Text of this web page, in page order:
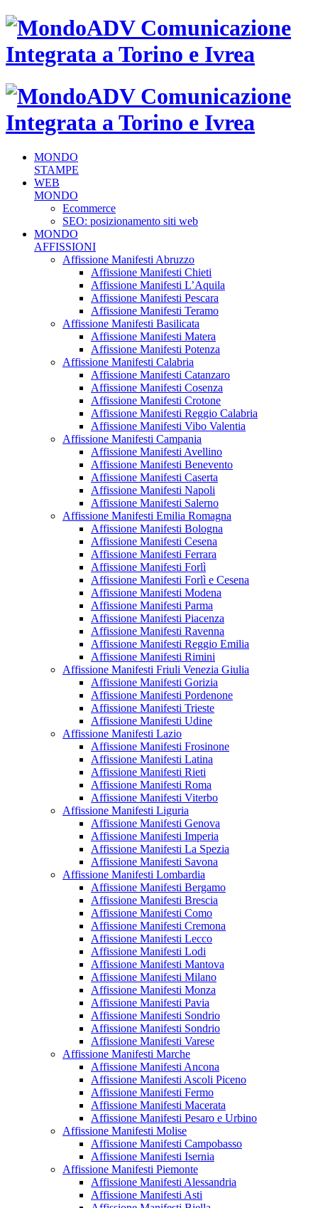
MONDO
STAMPE
WEB
MONDO
Ecommerce
SEO: posizionamento siti web
MONDO
AFFISSIONI
Affissione Manifesti Abruzzo
Affissione Manifesti Chieti
Affissione Manifesti L’Aquila
Affissione Manifesti Pescara
Affissione Manifesti Teramo
Affissione Manifesti Basilicata
Affissione Manifesti Matera
Affissione Manifesti Potenza
Affissione Manifesti Calabria
Affissione Manifesti Catanzaro
Affissione Manifesti Cosenza
Affissione Manifesti Crotone
Affissione Manifesti Reggio Calabria
Affissione Manifesti Vibo Valentia
Affissione Manifesti Campania
Affissione Manifesti Avellino
Affissione Manifesti Benevento
Affissione Manifesti Caserta
Affissione Manifesti Napoli
Affissione Manifesti Salerno
Affissione Manifesti Emilia Romagna
Affissione Manifesti Bologna
Affissione Manifesti Cesena
Affissione Manifesti Ferrara
Affissione Manifesti Forlì
Affissione Manifesti Forlì e Cesena
Affissione Manifesti Modena
Affissione Manifesti Parma
Affissione Manifesti Piacenza
Affissione Manifesti Ravenna
Affissione Manifesti Reggio Emilia
Affissione Manifesti Rimini
Affissione Manifesti Friuli Venezia Giulia
Affissione Manifesti Gorizia
Affissione Manifesti Pordenone
Affissione Manifesti Trieste
Affissione Manifesti Udine
Affissione Manifesti Lazio
Affissione Manifesti Frosinone
Affissione Manifesti Latina
Affissione Manifesti Rieti
Affissione Manifesti Roma
Affissione Manifesti Viterbo
Affissione Manifesti Liguria
Affissione Manifesti Genova
Affissione Manifesti Imperia
Affissione Manifesti La Spezia
Affissione Manifesti Savona
Affissione Manifesti Lombardia
Affissione Manifesti Bergamo
Affissione Manifesti Brescia
Affissione Manifesti Como
Affissione Manifesti Cremona
Affissione Manifesti Lecco
Affissione Manifesti Lodi
Affissione Manifesti Mantova
Affissione Manifesti Milano
Affissione Manifesti Monza
Affissione Manifesti Pavia
Affissione Manifesti Sondrio
Affissione Manifesti Sondrio
Affissione Manifesti Varese
Affissione Manifesti Marche
Affissione Manifesti Ancona
Affissione Manifesti Ascoli Piceno
Affissione Manifesti Fermo
Affissione Manifesti Macerata
Affissione Manifesti Pesaro e Urbino
Affissione Manifesti Molise
Affissione Manifesti Campobasso
Affissione Manifesti Isernia
Affissione Manifesti Piemonte
Affissione Manifesti Alessandria
Affissione Manifesti Asti